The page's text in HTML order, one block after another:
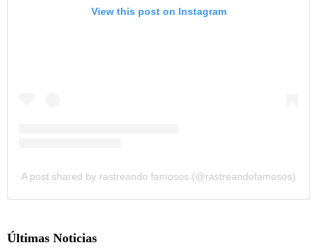
View this post on Instagram
A post shared by rastreando famosos (@rastreandofamosos)
Últimas Noticias